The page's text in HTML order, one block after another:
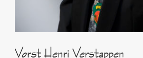
Vorst Henri Verstappen